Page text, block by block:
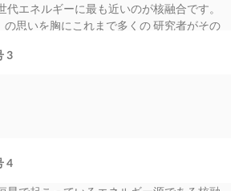
代エネルギーに最も近いのが核融合です。
の思いを胸にこれまで多くの 研究者がその
周波加熱を起こす加速電源を開発して参り
について、そして我々東京電子が加速 電源
組をしてきたかを紹介 します。 核融合っ
3
4